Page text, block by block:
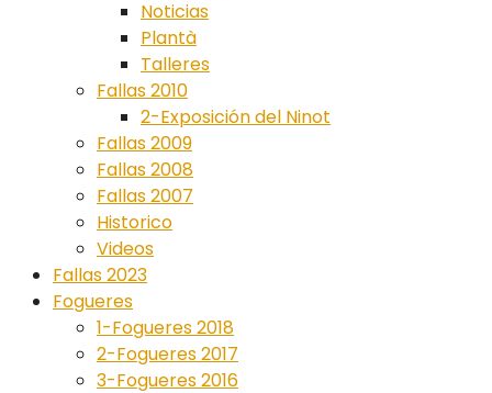
Noticias
Plantà
Talleres
Fallas 2010
2-Exposición del Ninot
Fallas 2009
Fallas 2008
Fallas 2007
Historico
Videos
Fallas 2023
Fogueres
1-Fogueres 2018
2-Fogueres 2017
3-Fogueres 2016